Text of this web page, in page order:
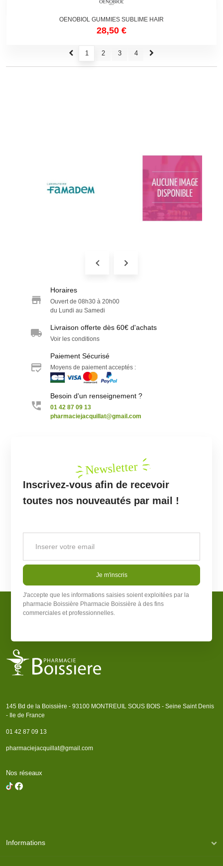
OENOBIOL GUMMIES SUBLIME HAIR
28,50 €
1 2 3 4
Horaires
Ouvert de 08h30 à 20h00
du Lundi au Samedi
Livraison offerte dès 60€ d'achats
Voir les conditions
Paiement Sécurisé
Moyens de paiement acceptés :
Besoin d'un renseignement ?
01 42 87 09 13
pharmaciejacquillat@gmail.com
Newsletter
Inscrivez-vous afin de recevoir
toutes nos nouveautés par mail !
Je m'inscris
J'accepte que les informations saisies soient exploitées par la
pharmacie Boissière Pharmacie Boissière à des fins
commerciales et professionnelles.
145 Bd de la Boissière - 93100 MONTREUIL SOUS BOIS - Seine Saint Denis
- Ile de France
01 42 87 09 13
pharmaciejacquillat@gmail.com
Nos réseaux
Informations